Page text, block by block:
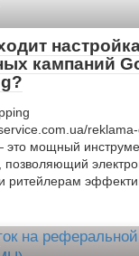
кампаний
мощный
позволяющий
ритейлерам